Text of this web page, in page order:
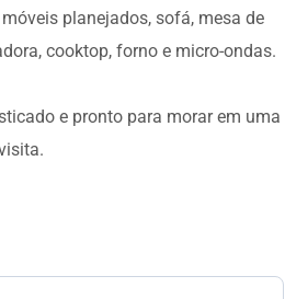
planejados, sofá, mesa de
cooktop, forno e micro-ondas.
e pronto para morar em uma